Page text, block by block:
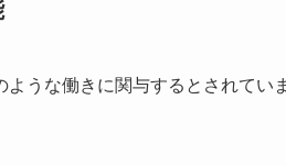
ような働きに関与するとされてい